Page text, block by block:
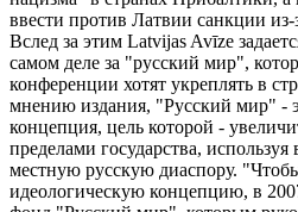
ввести против Латвии санкции
Вслед за этим Latvijas Avīze
самом деле за "русский мир",
конференции хотят укреплять в
мнению издания, "Русский мир" -
концепция, цель которой -
пределами государства,
местную русскую диаспору.
идеологическую концепцию, в